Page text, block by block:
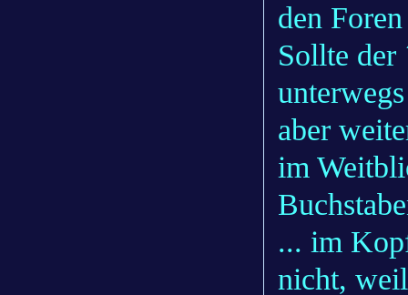
den
Sollte der
aber
im
... im
nicht,